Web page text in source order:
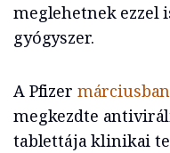
meglehetnek ezzel
gyógyszer.
A Pfizer márciusban
megkezdte
tablettája klinikai